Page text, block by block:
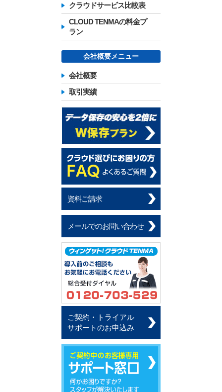
クラウドサービス比較表
CLOUD TENMAの料金プ
ラン
会社概要メニュー
会社概要
取引実績
資料ご請求
メールでのお問い合わせ
ご契約・トライアル
サポートのお申込み